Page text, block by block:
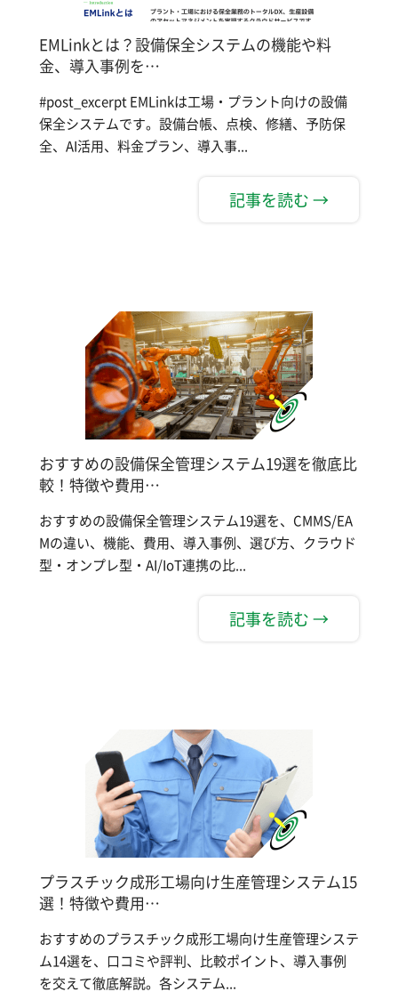
EMLinkとは？設備保全システムの機能や料
金、導入事例を…
#post_excerpt EMLinkは工場・プラント向けの設備
保全システムです。設備台帳、点検、修繕、予防保
全、AI活用、料金プラン、導入事...
記事を読む →
おすすめの設備保全管理システム19選を徹底比
較！特徴や費用…
おすすめの設備保全管理システム19選を、CMMS/EA
Mの違い、機能、費用、導入事例、選び方、クラウド
型・オンプレ型・AI/IoT連携の比...
記事を読む →
プラスチック成形工場向け生産管理システム15
選！特徴や費用…
おすすめのプラスチック成形工場向け生産管理システ
ム14選を、口コミや評判、比較ポイント、導入事例
を交えて徹底解説。各システム...